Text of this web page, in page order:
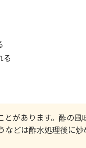
る
とがあります。酢の
などは酢水処理後に